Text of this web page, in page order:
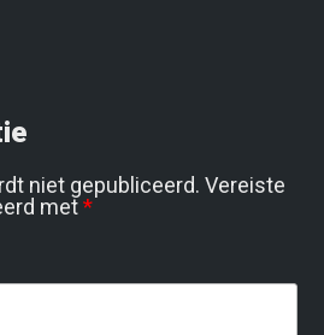
niet gepubliceerd. Vereiste
met*